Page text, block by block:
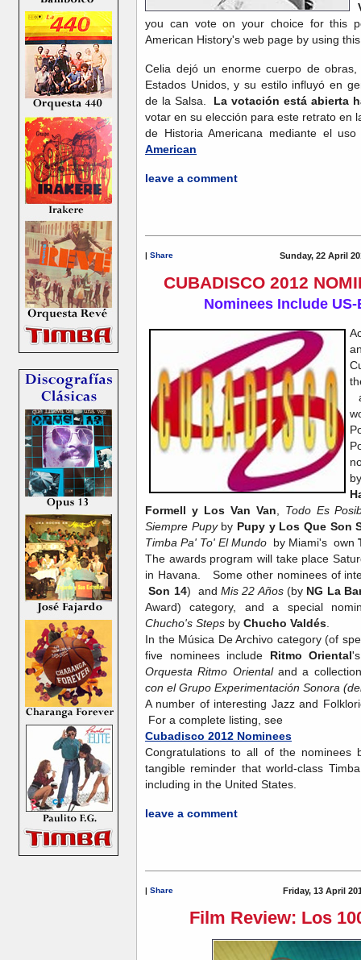
you can vote on your choice for this
American History's web page by using
Celia dejó un enorme cuerpo de
Estados Unidos, y su estilo influyó en
de la Salsa. La votación está abierta
votar en su elección para este retrato en
de Historia Americana mediante el
American
leave a comment
| Share Sunday, 22 April
CUBADISCO 2012
Nominees Include
Formell y Los Van Van, Todo Es
Siempre Pupy by Pupy y Los Que Son
Timba Pa' To' El Mundo by Miami's own
The awards program will take place
in Havana. Some other nominees of
Son 14) and Mis 22 Años(by NG La
Award) category, and a special
Chucho's Steps by Chucho Valdés.
In the Música De Archivo category (of
five nominees include Ritmo Oriental
Orquesta Ritmo Oriental and a
con el Grupo Experimentación Sonora
A number of interesting Jazz and
For a complete listing, see
Cubadisco 2012 Nominees
Congratulations to all of the nominees
tangible reminder that world-class
including in the United States.
leave a comment
| Share Friday, 13 April
Film Review: Los